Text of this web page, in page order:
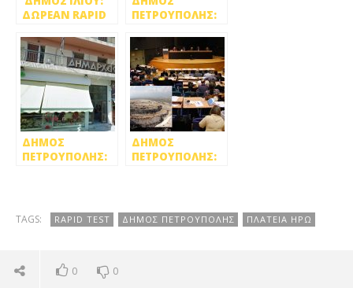
ΔΩΡΕΑΝ RAPID
ΔΗΜΑΡΧΕΙΟ
ΠΕΤΡΟΥΠΟΛΗΣ:
ΤΑΜΠΛΕΤ ΣΕ
ΜΑΘΗΤΕΣ ΓΙΑ
ΤΙΣ ΑΝΑΓΚΕΣ
ΤΗΣ
ΤΗΛΕΚΠΑΙΔΕΥΣΗΣ
ΔΗΜΟΣ
ΠΕΤΡΟΥΠΟΛΗΣ:
ΥΠΗΡΕΣΙΕΣ
ΔΗΜΟΣ
ΠΕΤΡΟΥΠΟΛΗΣ:
ΣΤΙΣ 4 ΜΑΡΤΙΟΥ
ΣΤΟ
TAGS: RAPID TEST ΔΗΜΟΣ ΠΕΤΡΟΥΠΟΛΗΣ ΠΛΑΤΕΙΑ ΗΡΩ
0 0